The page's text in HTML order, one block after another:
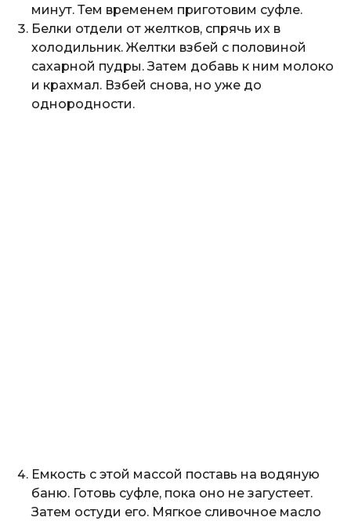
минут. Тем временем приготовим суфле.
Белки отдели от желтков, спрячь их в
холодильник. Желтки взбей с половиной
сахарной пудры. Затем добавь к ним молоко
и крахмал. Взбей снова, но уже до
однородности.
Емкость с этой массой поставь на водяную
баню. Готовь суфле, пока оно не загустеет.
Затем остуди его. Мягкое сливочное масло